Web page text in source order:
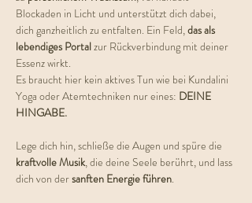
Blockaden in Licht und unterstützt dich dabei,
dich ganzheitlich zu entfalten. Ein Feld, das als
lebendiges Portal zur Rückverbindung mit deiner
Essenz wirkt.
Es braucht hier kein aktives Tun wie bei Kundalini
Yoga oder Atemtechniken nur eines: DEINE
HINGABE.
Lege dich hin, schließe die Augen und spüre die
kraftvolle Musik, die deine Seele berührt, und lass
dich von der sanften Energie führen.